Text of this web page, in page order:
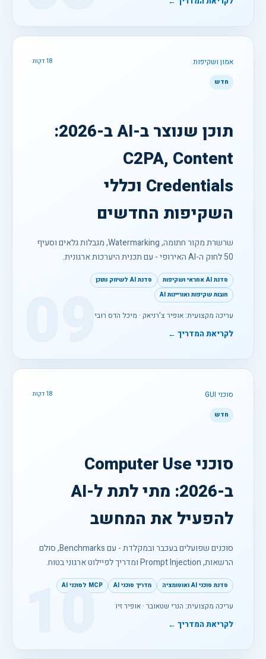
אמון ושקיפות 18 דקות
חדש
תוכן שנוצר ב-AI ב-2026:
C2PA, Content
Credentials וכללי
השקיפות החדשים
שרשרת מקור חתומה, Watermarking, מגבלות גלאים וסעיף
50 לחוק ה-AI האירופי - עם תכנית היערכות ארגונית.
סדנת AI אחראי ושקיפות
סדנת AI לשיווק ותוכן
חובות שקיפות ואוריינות AI
עריכה מקצועית: אופיר צ'רניאק · מיכל הדס רובין
לקריאת המדריך ← 09
סוכני GUI 18 דקות
חדש
סוכני Computer Use
ב-2026: מתי לתת ל-AI
להפעיל את המחשב
סוכנים שפועלים בעכבר ובמקלדת - עם Benchmarks, סולם
הרשאות, Prompt Injection ומדריך לפיילוט ארגוני בטוח.
סדנת סוכני AI ואוטומציה מדריך סוכני AI MCP לסוכני AI
עריכה מקצועית: הנרי שטאובר · אופיר זיו
לקריאת המדריך ← 10